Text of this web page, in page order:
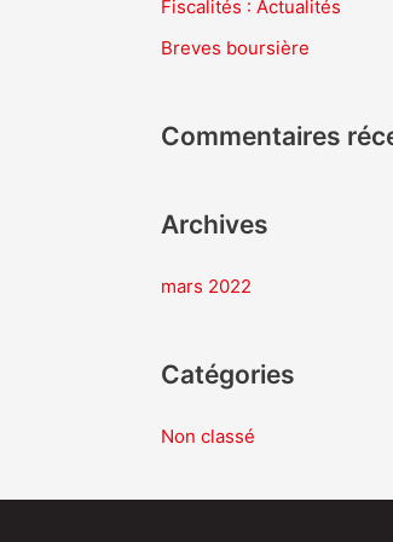
e
Fiscalités : Actualités
Breves boursière
Commentaires
Archives
mars 2022
Catégories
Non classé